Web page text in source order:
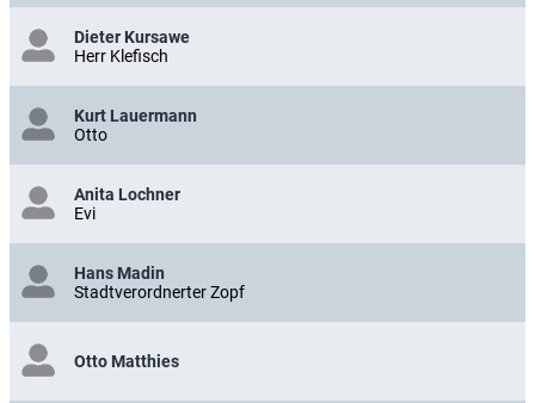
Dieter Kursawe
Herr Klefisch
Kurt Lauermann
Otto
Anita Lochner
Evi
Hans Madin
Stadtverordnerter Zopf
Otto Matthies